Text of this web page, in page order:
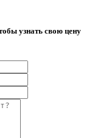
узнать свою цену